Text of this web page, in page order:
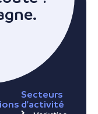
Secteurs
d'activité